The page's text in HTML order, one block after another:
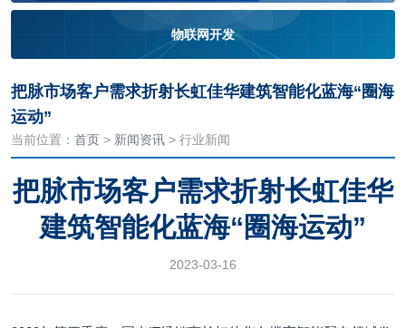
物联网开发
把脉市场客户需求折射长虹佳华建筑智能化蓝海“圈海
运动”
当前位置： 首页 > 新闻资讯 > 行业新闻
把脉市场客户需求折射长虹佳华
建筑智能化蓝海“圈海运动”
2023-03-16